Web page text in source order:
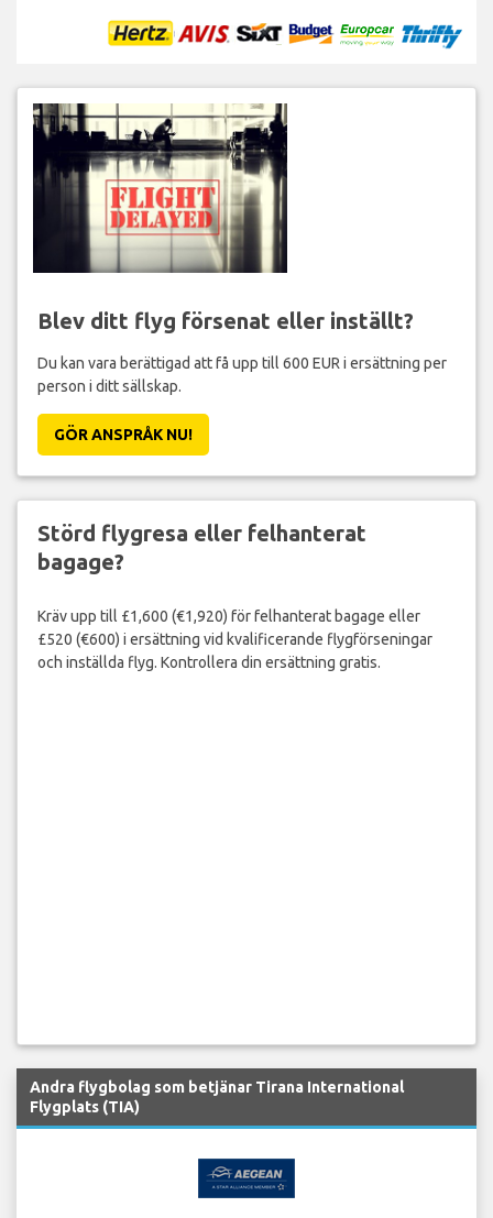
Blev ditt flyg försenat eller inställt?
Du kan vara berättigad att få upp till 600 EUR i ersättning per
person i ditt sällskap.
GÖR ANSPRÅK NU!
Störd flygresa eller felhanterat
bagage?
Kräv upp till £1,600 (€1,920) för felhanterat bagage eller
£520 (€600) i ersättning vid kvalificerande flygförseningar
och inställda flyg. Kontrollera din ersättning gratis.
Andra flygbolag som betjänar Tirana International
Flygplats (TIA)